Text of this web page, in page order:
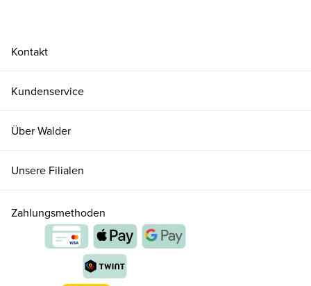
Kontakt
Kundenservice
Über Walder
Unsere Filialen
Zahlungsmethoden